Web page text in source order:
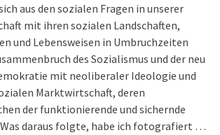
aus den sozialen Fragen in unserer
mit ihren sozialen Landschaften,
und Lebensweisen in Umbruchzeiten
des Sozialismus und der neu
mit neoliberaler Ideologie und
Marktwirtschaft, deren
der funktionierende und sichernde
daraus folgte, habe ich fotografiert …